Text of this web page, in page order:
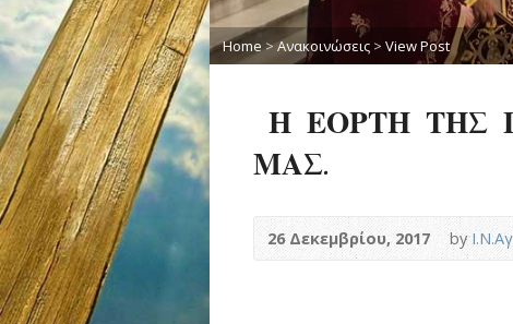
Home>Ανακοινώσεις > View Post
Η ΕΟΡΤΗ ΤΗΣ
ΜΑΣ.
26 Δεκεμβρίου, 2017 by